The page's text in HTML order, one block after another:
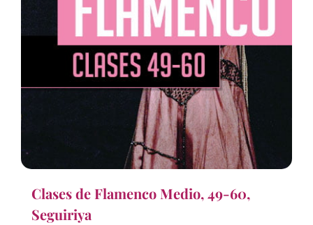
Clases de Flamenco Medio, 49-60,
Seguiriya